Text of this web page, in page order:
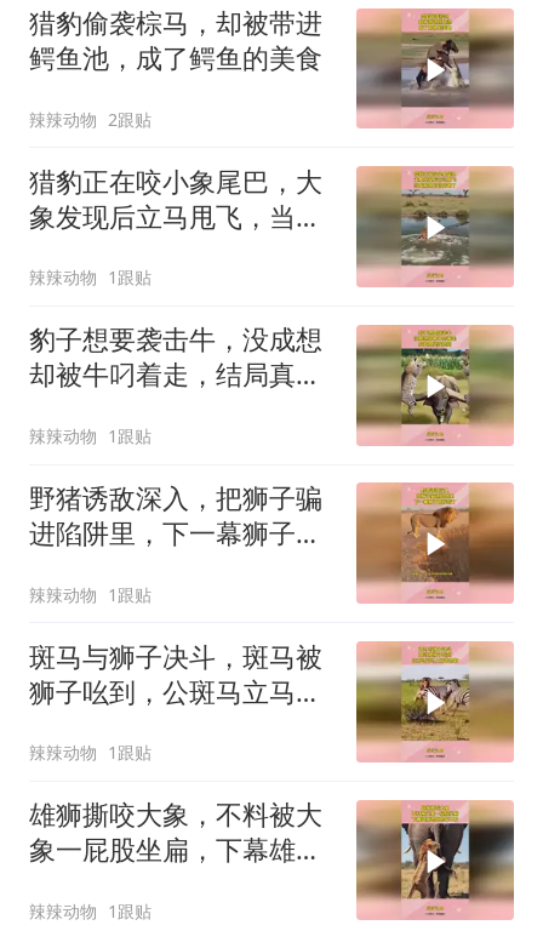
猎豹偷袭棕马，却被带进
鳄鱼池，成了鳄鱼的美食
辣辣动物 2跟贴
猎豹正在咬小象尾巴，大
象发现后立马甩飞，当成
辣辣动物 1跟贴
豹子想要袭击牛，没成想
却被牛叼着走，结局真是
辣辣动物 1跟贴
野猪诱敌深入，把狮子骗
进陷阱里，下一幕狮子直
辣辣动物 1跟贴
斑马与狮子决斗，斑马被
狮子吆到，公斑马立马上
辣辣动物 1跟贴
雄狮撕咬大象，不料被大
象一屁股坐扁，下幕雄狮
辣辣动物 1跟贴